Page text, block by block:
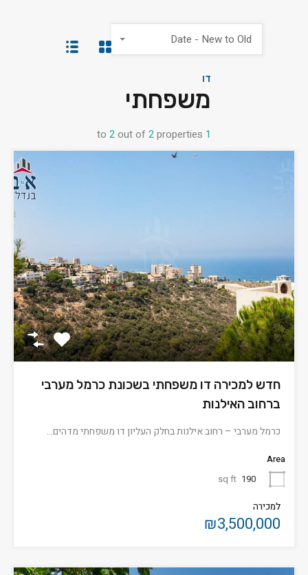
דו
משפחתי
1
to 2out of 2properties
Date - New to Old
חדש למכירה דו משפחתי בשכונת כרמל מערבי
ברחוב האילנות
כרמל מערבי – רחוב אילנות בחלק העליון דו משפחתי מדהים…
Area
190
sq ft
למכירה
₪3,500,000